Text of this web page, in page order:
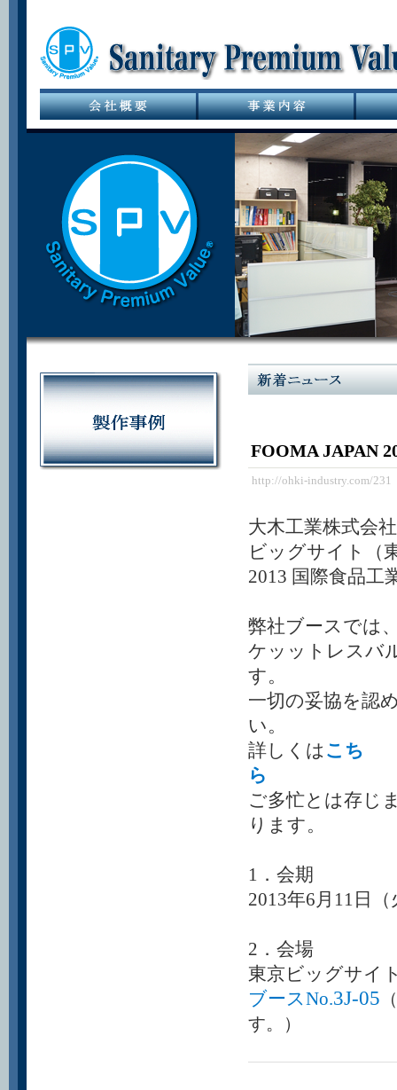
FOOMA JAPAN
http://ohki-industry.com/231
大木工業株式会
ビッグサイト（
2013 国際食品
弊社ブースでは
ケッットレスバ
一切の妥協を認
い。
詳しくは こち
ら
ご多忙とは存じ
ります。
1．会期
2013年6月11日
2．会場
東京ビッグサイ
ブースNo.3J-05
す。
）